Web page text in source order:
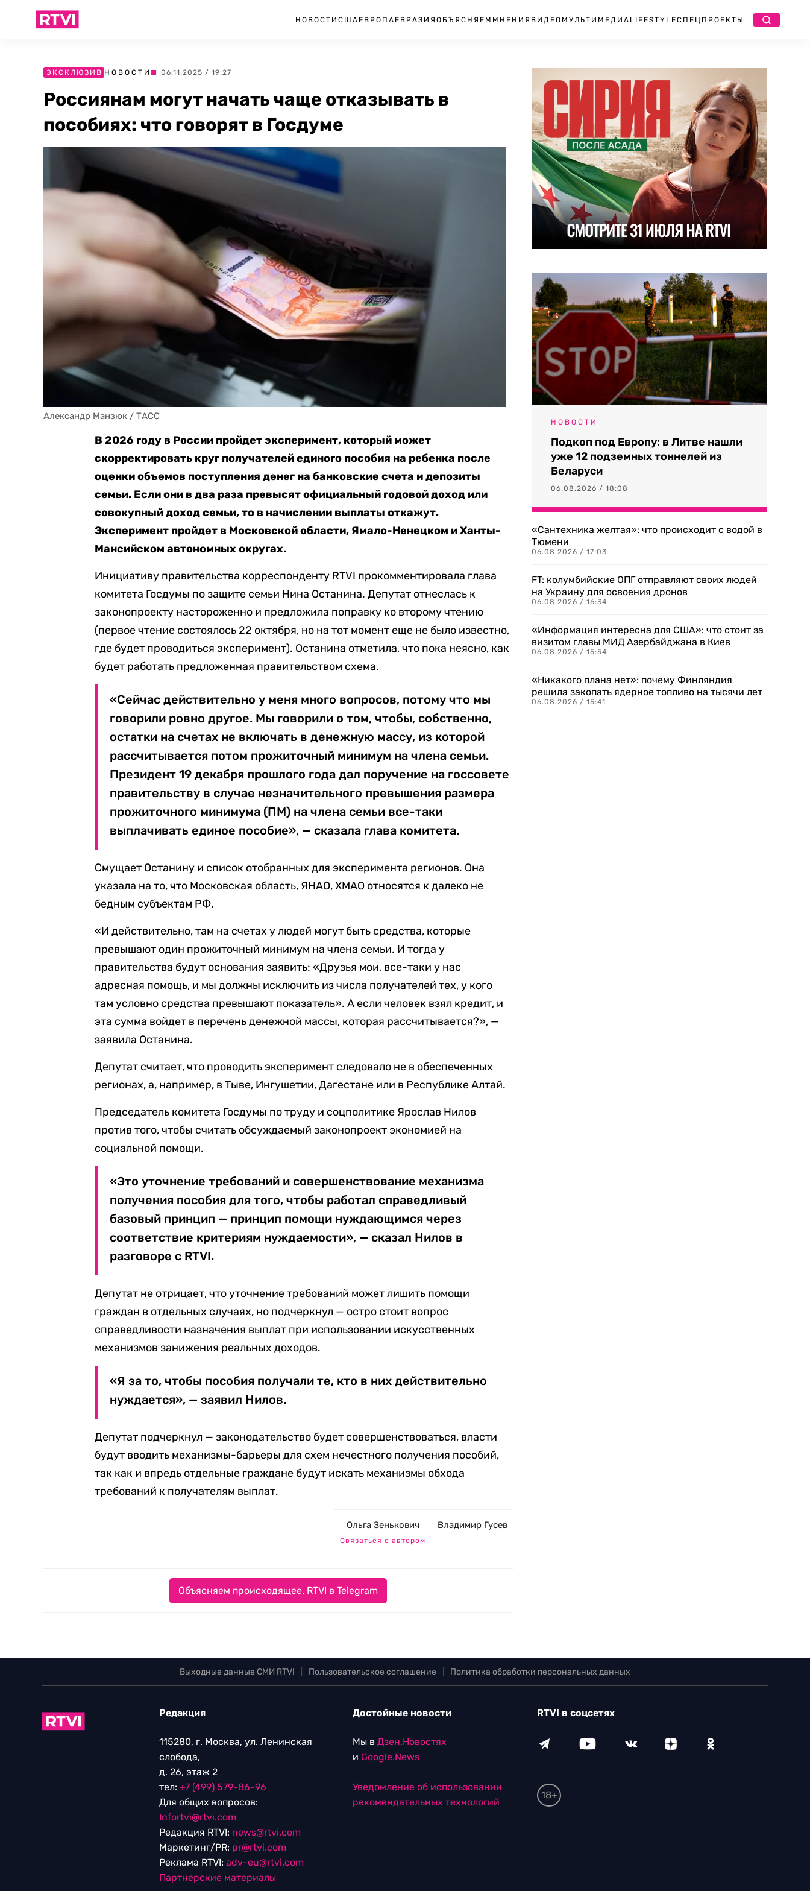
НОВОСТИ США ЕВРОПА ЕВРАЗИЯ ОБЪЯСНЯЕМ МНЕНИЯ ВИДЕО МУЛЬТИМЕДИА LIFESTYLEСПЕЦПРОЕКТЫ
ЭКСКЛЮЗИВ НОВОСТИ | 06.11.2025 / 19:27
Россиянам могут начать чаще отказывать в
пособиях: что говорят в Госдуме
Александр Манзюк / ТАСС
В 2026 году в России пройдет эксперимент, который может
скорректировать круг получателей единого пособия на ребенка после
оценки объемов поступления денег на банковские счета и депозиты
семьи. Если они в два раза превысят официальный годовой доход или
совокупный доход семьи, то в начислении выплаты откажут.
Эксперимент пройдет в Московской области, Ямало-Ненецком и Ханты-
Мансийском автономных округах.
Инициативу правительства корреспонденту RTVI прокомментировала глава
комитета Госдумы по защите семьи Нина Останина. Депутат отнеслась к
законопроекту настороженно и предложила поправку ко второму чтению
(первое чтение состоялось 22 октября, но на тот момент еще не было известно,
где будет проводиться эксперимент). Останина отметила, что пока неясно, как
будет работать предложенная правительством схема.
«Сейчас действительно у меня много вопросов, потому что мы
говорили ровно другое. Мы говорили о том, чтобы, собственно,
остатки на счетах не включать в денежную массу, из которой
рассчитывается потом прожиточный минимум на члена семьи.
Президент 19 декабря прошлого года дал поручение на госсовете
правительству в случае незначительного превышения размера
прожиточного минимума (ПМ) на члена семьи все-таки
выплачивать единое пособие», — сказала глава комитета.
Смущает Останину и список отобранных для эксперимента регионов. Она
указала на то, что Московская область, ЯНАО, ХМАО относятся к далеко не
бедным субъектам РФ.
«И действительно, там на счетах у людей могут быть средства, которые
превышают один прожиточный минимум на члена семьи. И тогда у
правительства будут основания заявить: «Друзья мои, все-таки у нас
адресная помощь, и мы должны исключить из числа получателей тех, у кого
там условно средства превышают показатель». А если человек взял кредит, и
эта сумма войдет в перечень денежной массы, которая рассчитывается?», —
заявила Останина.
Депутат считает, что проводить эксперимент следовало не в обеспеченных
регионах, а, например, в Тыве, Ингушетии, Дагестане или в Республике Алтай.
Председатель комитета Госдумы по труду и соцполитике Ярослав Нилов
против того, чтобы считать обсуждаемый законопроект экономией на
социальной помощи.
«Это уточнение требований и совершенствование механизма
получения пособия для того, чтобы работал справедливый
базовый принцип — принцип помощи нуждающимся через
соответствие критериям нуждаемости», — сказал Нилов в
разговоре с RTVI.
Депутат не отрицает, что уточнение требований может лишить помощи
граждан в отдельных случаях, но подчеркнул — остро стоит вопрос
справедливости назначения выплат при использовании искусственных
механизмов занижения реальных доходов.
«Я за то, чтобы пособия получали те, кто в них действительно
нуждается», — заявил Нилов.
Депутат подчеркнул — законодательство будет совершенствоваться, власти
будут вводить механизмы-барьеры для схем нечестного получения пособий,
так как и впредь отдельные граждане будут искать механизмы обхода
требований к получателям выплат.
Ольга Зенькович
Связаться с автором
Владимир Гусев
Объясняем происходящее. RTVI в Telegram
НОВОСТИ
Подкоп под Европу: в Литве нашли
уже 12 подземных тоннелей из
Беларуси
06.08.2026 / 18:08
«Сантехника желтая»: что происходит с водой в
Тюмени
06.08.2026 / 17:03
FT: колумбийские ОПГ отправляют своих людей
на Украину для освоения дронов
06.08.2026 / 16:34
«Информация интересна для США»: что стоит за
визитом главы МИД Азербайджана в Киев
06.08.2026 / 15:54
«Никакого плана нет»: почему Финляндия
решила закопать ядерное топливо на тысячи лет
06.08.2026 / 15:41
Выходные данные СМИ RTVI Пользовательское соглашение Политика обработки персональных данных
Редакция
115280, г. Москва, ул. Ленинская
слобода,
д. 26, этаж 2
тел: +7 (499) 579-86-96
Для общих вопросов:
Infortvi@rtvi.com
Редакция RTVI: news@rtvi.com
Маркетинг/PR: pr@rtvi.com
Реклама RTVI: adv-eu@rtvi.com
Партнерские материалы
Достойные новости
Мы в Дзен.Новостях
и Google.News
Уведомление об использовании
рекомендательных технологий
RTVI в соцсетях
18+